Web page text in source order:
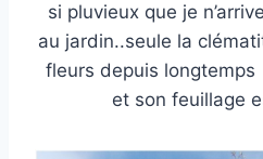
si pluvieux que je
au jardin..seule la
fleurs depuis
et son feuillage